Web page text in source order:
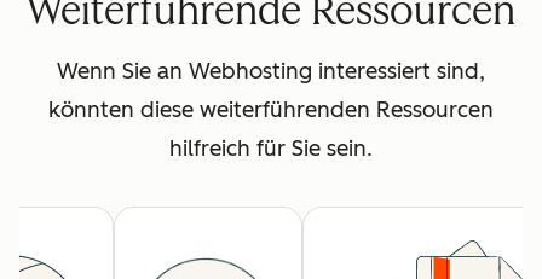
Weiterführende Ressourcen
Wenn Sie an Webhosting interessiert sind,
könnten diese weiterführenden Ressourcen
hilfreich für Sie sein.